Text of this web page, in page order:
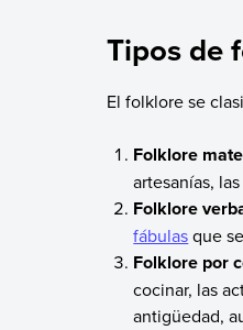
Tipos de
El folklore se
Folklore
artesanías,
Folklore
fábulasque
Folklore por
cocinar, las
antigüedad,